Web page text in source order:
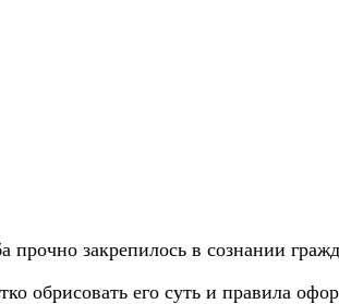
закрепилось в сознании
обрисовать его суть и правила